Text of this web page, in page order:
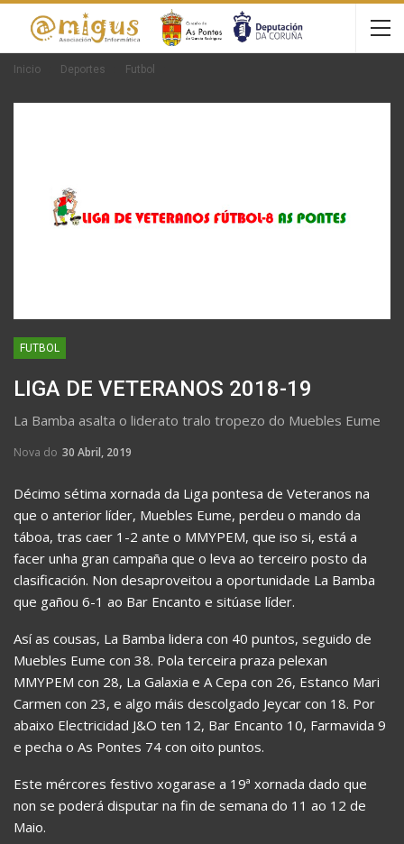
Inicio Deportes Futbol
FUTBOL
LIGA DE VETERANOS 2018-19
La Bamba asalta o liderato tralo tropezo do Muebles Eume
Nova do 30 Abril, 2019
Décimo sétima xornada da Liga pontesa de Veteranos na
que o anterior líder, Muebles Eume, perdeu o mando da
táboa, tras caer 1-2 ante o MMYPEM, que iso si, está a
facer unha gran campaña que o leva ao terceiro posto da
clasificación. Non desaproveitou a oportunidade La Bamba
que gañou 6-1 ao Bar Encanto e sitúase líder.
Así as cousas, La Bamba lidera con 40 puntos, seguido de
Muebles Eume con 38. Pola terceira praza pelexan
MMYPEM con 28, La Galaxia e A Cepa con 26, Estanco Mari
Carmen con 23, e algo máis descolgado Jeycar con 18. Por
abaixo Electricidad J&O ten 12, Bar Encanto 10, Farmavida 9
e pecha o As Pontes 74 con oito puntos.
Este mércores festivo xogarase a 19ª xornada dado que
non se poderá disputar na fin de semana do 11 ao 12 de
Maio.